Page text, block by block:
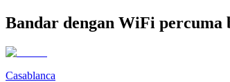
Bandar dengan WiFi percuma
Casablanca